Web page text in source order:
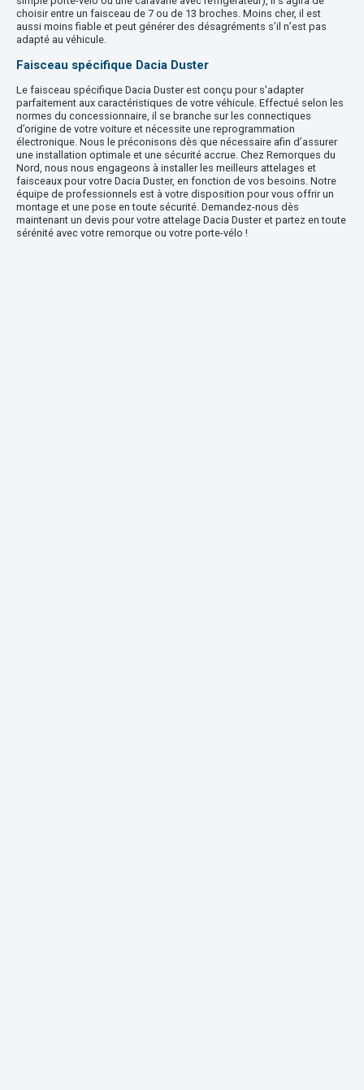
choisir entre un faisceau de 7 ou de 13 broches. Moins cher, il est
aussi moins fiable et peut générer des désagréments s’il n’est pas
adapté au véhicule.
Faisceau spécifique Dacia Duster
Le faisceau spécifique Dacia Duster est conçu pour s'adapter
parfaitement aux caractéristiques de votre véhicule. Effectué selon les
normes du concessionnaire, il se branche sur les connectiques
d’origine de votre voiture et nécessite une reprogrammation
électronique. Nous le préconisons dès que nécessaire afin d’assurer
une installation optimale et une sécurité accrue. Chez Remorques du
Nord, nous nous engageons à installer les meilleurs attelages et
faisceaux pour votre Dacia Duster, en fonction de vos besoins. Notre
équipe de professionnels est à votre disposition pour vous offrir un
montage et une pose en toute sécurité. Demandez-nous dès
maintenant un devis pour votre attelage Dacia Duster et partez en toute
sérénité avec votre remorque ou votre porte-vélo !